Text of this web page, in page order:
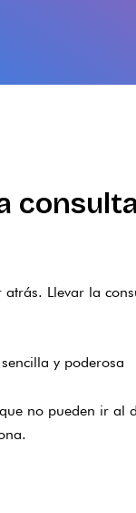
Llevar la
y poderosa
no pueden ir